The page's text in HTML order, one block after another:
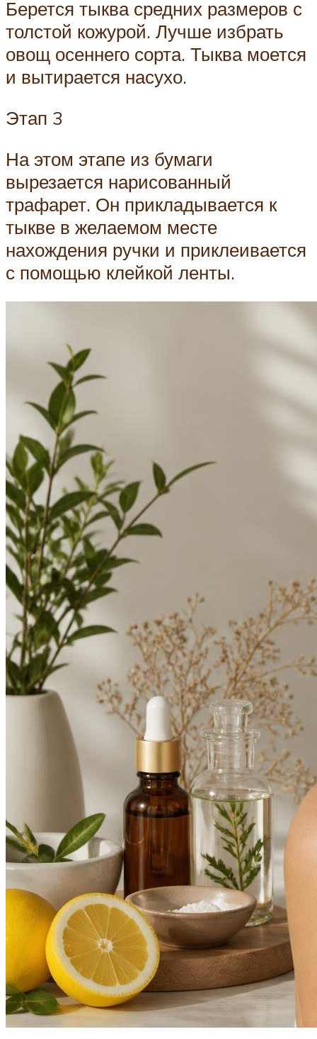
Берется тыква средних размеров с
толстой кожурой. Лучше избрать
овощ осеннего сорта. Тыква моется
и вытирается насухо.
Этап 3
На этом этапе из бумаги
вырезается нарисованный
трафарет. Он прикладывается к
тыкве в желаемом месте
нахождения ручки и приклеивается
с помощью клейкой ленты.